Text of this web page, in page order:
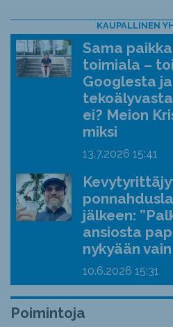
KAUPALLINEN
Sama
toimiala –
Googlesta ja
ei? Meion
miksi
13.7.2026 15:41
jälkeen:
ansiosta
nykyään
10.6.2026 15:31
Poimintoja